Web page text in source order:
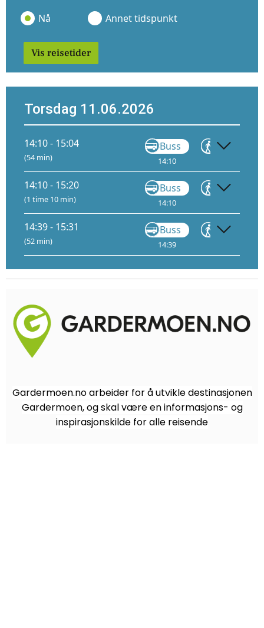
Nå Annet tidspunkt
Vis reisetider
Torsdag 11.06.2026
14:10 - 15:04
(54 min)
Buss
14:10
Gå
14:10 - 15:20
(1 time 10 min)
Buss
14:10
Gå
14:39 - 15:31
(52 min)
Buss
14:39
Gå
Gardermoen.no arbeider for å utvikle destinasjonen
Gardermoen, og skal være en informasjons- og
inspirasjonskilde for alle reisende